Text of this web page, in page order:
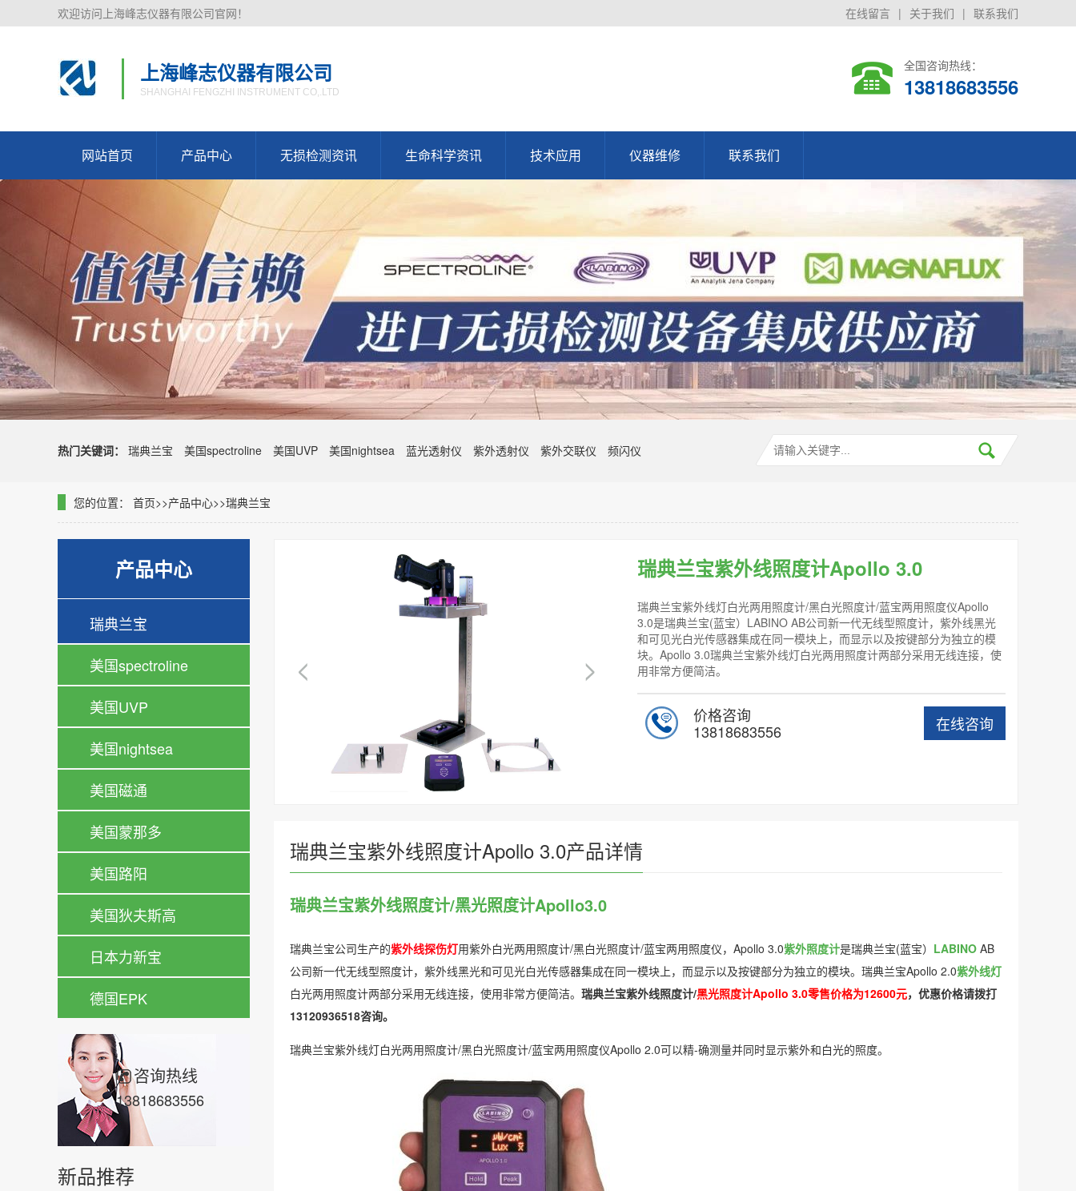
在线留言 | 关于我们 | 联系我们
欢迎访问上海峰志仪器有限公司官网！
上海峰志仪器有限公司
SHANGHAI FENGZHI INSTRUMENT CO,.LTD
全国咨询热线：
13818683556
网站首页 产品中心 无损检测资讯 生命科学资讯 技术应用 仪器维修 联系我们
热门关键词： 瑞典兰宝 美国spectroline 美国UVP 美国nightsea 蓝光透射仪 紫外透射仪 紫外交联仪 频闪仪
您的位置： 首页>>产品中心>>瑞典兰宝
产品中心
瑞典兰宝
美国spectroline
美国UVP
美国nightsea
美国磁通
美国蒙那多
美国路阳
美国狄夫斯高
日本力新宝
德国EPK
咨询热线
13818683556
新品推荐
瑞典兰宝紫外线​照度计Apollo 3.0
瑞典兰宝紫外线灯白光两用照度计/黑白光照度计/蓝宝两用照度仪Apollo
3.0是瑞典兰宝(蓝宝）LABINO AB公司新一代无线型照度计，紫外线黑光
和可见光白光传感器集成在同一模块上，而显示以及按键部分为独立的模
块。Apollo 3.0瑞典兰宝紫外线灯白光两用照度计两部分采用无线连接，使
用非常方便简洁。
在线咨询
价格咨询
13818683556
瑞典兰宝紫外线​照度计Apollo 3.0产品详情
瑞典兰宝紫外线照度计/黑光照度计Apollo3.0
瑞典兰宝公司生产的紫外线探伤灯用紫外白光两用照度计/黑白光照度计/蓝宝两用照度仪，Apollo 3.0紫外照度计是瑞典兰宝(蓝宝） LABINO AB
公司新一代无线型照度计，紫外线黑光和可见光白光传感器集成在同一模块上，而显示以及按键部分为独立的模块。瑞典兰宝Apollo 2.0紫外线灯
白光两用照度计两部分采用无线连接，使用非常方便简洁。 瑞典兰宝紫外线照度计/黑光照度计Apollo 3.0零售价格为12600元，优惠价格请拨打
13120936518咨询。
瑞典兰宝紫外线灯白光两用照度计/黑白光照度计/蓝宝两用照度仪Apollo 2.0可以精-确测量并同时显示紫外和白光的照度。